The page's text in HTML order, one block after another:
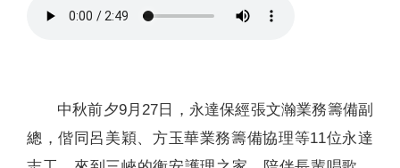
中秋前夕9月27日，永達保經張文瀚業務籌備副
總，偕同呂美穎、方玉華業務籌備協理等11位永達